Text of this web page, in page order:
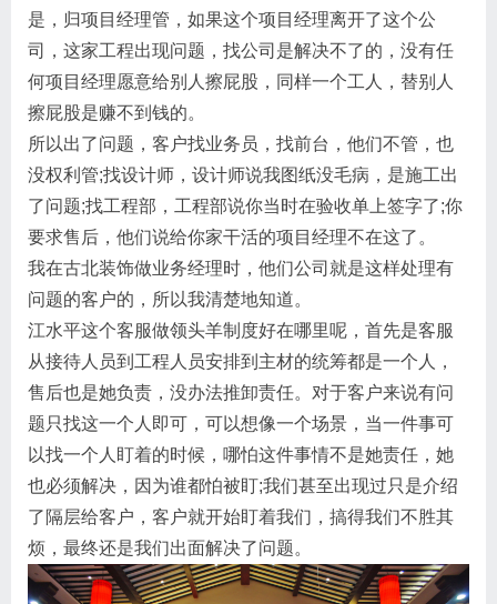
是，归项目经理管，如果这个项目经理离开了这个公
司，​这家​工程出现问题，找公司是解决不了的，没有任
何项目经理愿意给别人擦屁股，同样一个工人，替别人
擦屁股是赚不到钱的。
所以出了问题，客户找业务员，找前台，他们不管，也
没权利管;找设计师，设计师说我图纸没毛病，是施工出
了问题;找工程部，工程部说你当时在验收单上签字了;你
要求售后，他们说给你家干活的项目经理不在这了。
我在古北装饰做业务经理时，他们公司就是这样处理有
问题的客户的，所以我清楚地知道。
江水平这个客服做领头羊制度好在哪里呢，首先是客服
从接待人员到工程人员安排到主材的统筹都是一个人，
售后也是她负责，没办法推卸责任。对于客户来说有问
题只找这一个人即可，可以想像一个场景，当一件事可
以找一个人盯着的时候，哪怕这件事情不是她责任，她
也必须解决，因为谁都怕被盯;我们甚至出现过只是介绍
了隔层给客户，客户就开始盯着我们，搞得我们不胜其
烦，最终还是我们出面解决了问题。